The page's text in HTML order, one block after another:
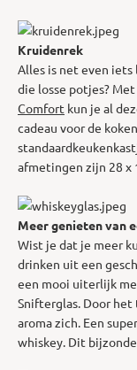
Kruidenrek
Alles is net even iets
die losse potjes?
Comfort kun je al
cadeau voor de
afmetingen zijn 28 x
Meer genieten van
Wist je dat je meer
drinken uit een
een mooi uiterlijk
Snifterglas. Door
aroma zich. Een
whiskey. Dit